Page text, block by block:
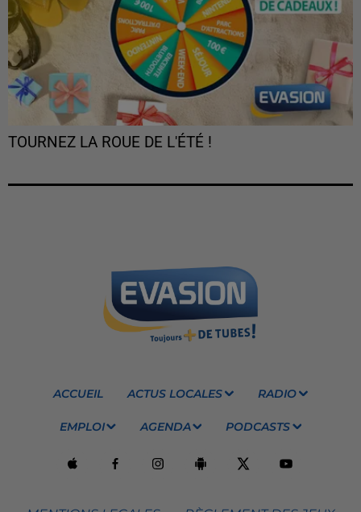
TOURNEZ LA ROUE DE L'ÉTÉ !
ACCUEIL ACTUS LOCALES RADIO
EMPLOI AGENDA PODCASTS